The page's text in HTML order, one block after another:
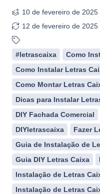
10 de fevereiro de 2025
12 de fevereiro de 2025
#letrascaixa
Como
Como Instalar Letras
Como Montar Letras
Dicas para Instalar
DIY Fachada Comercial
DIYletrascaixa
Fazer
Guia de Instalação de
Guia DIY Letras Caixa
Instalação de Letras
Instalação de Letras